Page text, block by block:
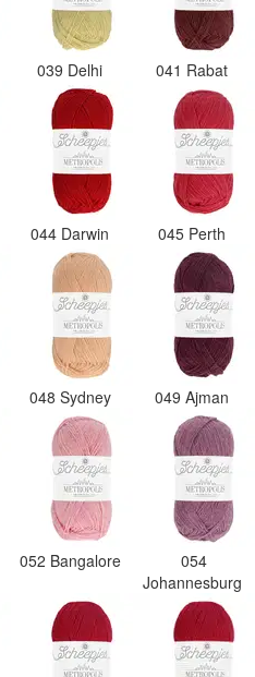
039 Delhi 041 Rabat
044 Darwin 045 Perth
048 Sydney 049 Ajman
052 Bangalore
054
Johannesburg